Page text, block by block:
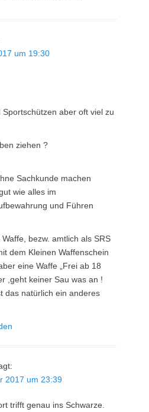
um 19:30
Sportschützen aber oft viel zu
ziehen ?
Sachkunde machen
wie alles im
und Führen
bezw. amtlich als SRS
dem Kleinen Waffenschein
eine Waffe „Frei ab 18
,geht keiner Sau was an !
das natürlich ein anderes
2017 um 23:39
trifft genau ins Schwarze.